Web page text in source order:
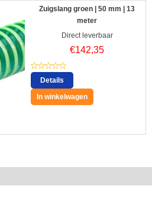
Zuigslang groen | 50 mm | 13
meter
Direct leverbaar
€142,35
Details
In winkelwagen